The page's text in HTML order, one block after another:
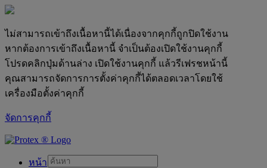
ไม่สามารถเข้าถึงเนื้อหานี้ได้เนื่องจากคุกกี้ถูกปิดใช้งาน
หากต้องการเข้าถึงเนื้อหานี้ จำเป็นต้องเปิดใช้งานคุกกี้
โปรดคลิกปุ่มด้านล่าง เปิดใช้งานคุกกี้ แล้วรีเฟรชหน้านี้
คุณสามารถจัดการการตั้งค่าคุกกี้ได้ตลอดเวลาโดยใช้
เครื่องมือตั้งค่าคุกกี้
จัดการคุกกี้
skipt to main content
หน้า